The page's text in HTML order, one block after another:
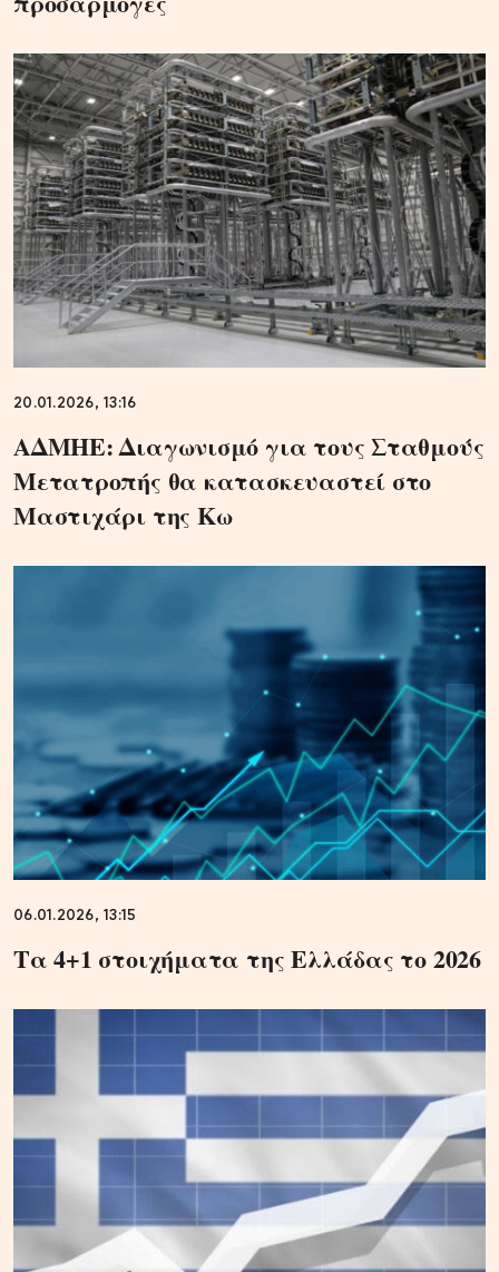
20.01.2026, 13:16
ΑΔΜΗΕ: Διαγωνισμό για τους Σταθμούς
Μετατροπής θα κατασκευαστεί στο
Μαστιχάρι της Κω
06.01.2026, 13:15
Τα 4+1 στοιχήματα της Ελλάδας το 2026